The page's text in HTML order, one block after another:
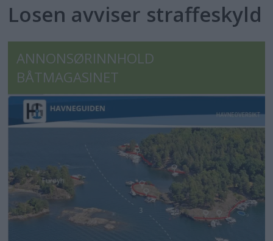
Losen avviser straffeskyld
ANNONSØRINNHOLD
BÅTMAGASINET